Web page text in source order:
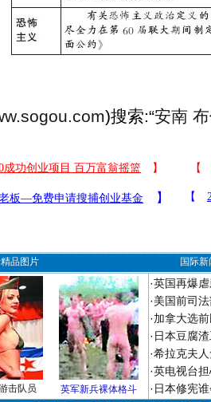
)搜索:“安南
品图片 国际
击队员 英军新兵裸体格斗
·英国再爆
·美国前司
·加拿大选
· 日本豆腐
·希拉克夫
·英电视台
· 日本修宪